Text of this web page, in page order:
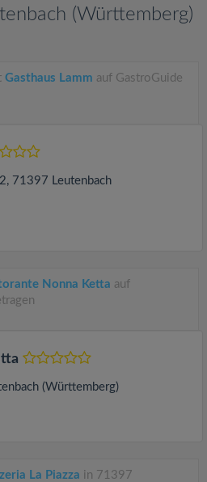
(Württemberg)
Gasthaus Lamm auf GastroGuide
, 71397 Leutenbach
Nonna Ketta auf
(Württemberg)
La Piazza in 71397